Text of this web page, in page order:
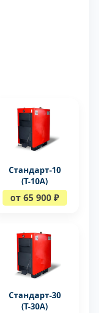
Стандарт-10
(Т-10А)
от 65 900 ₽
Стандарт-30
(Т-30А)